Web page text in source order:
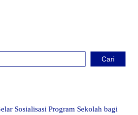
Cari
Sosialisasi Program Sekolah bagi